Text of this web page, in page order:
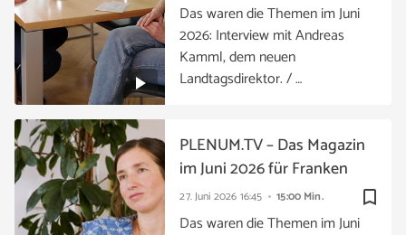
Das waren die Themen im Juni
2026: Interview mit Andreas
Kamml, dem neuen
Landtagsdirektor. / …
bookmark_border
27. Juni 2026 16:45 15:00 Min.
PLENUM.TV – Das Magazin
im Juni 2026 für Franken
Das waren die Themen im Juni